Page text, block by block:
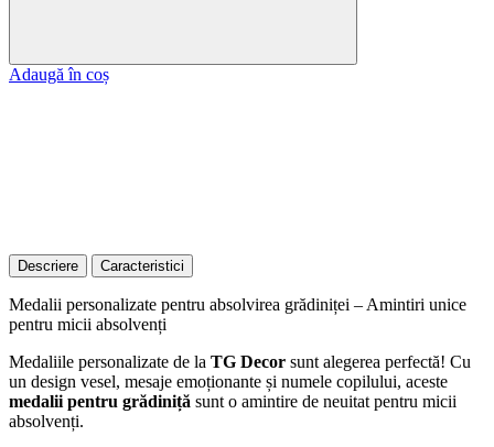
Adaugă în coș
Descriere Caracteristici
Medalii personalizate pentru absolvirea grădiniței – Amintiri unice
pentru micii absolvenți
Medaliile personalizate de la TG Decor sunt alegerea perfectă! Cu
un design vesel, mesaje emoționante și numele copilului, aceste
medalii pentru grădiniță sunt o amintire de neuitat pentru micii
absolvenți.